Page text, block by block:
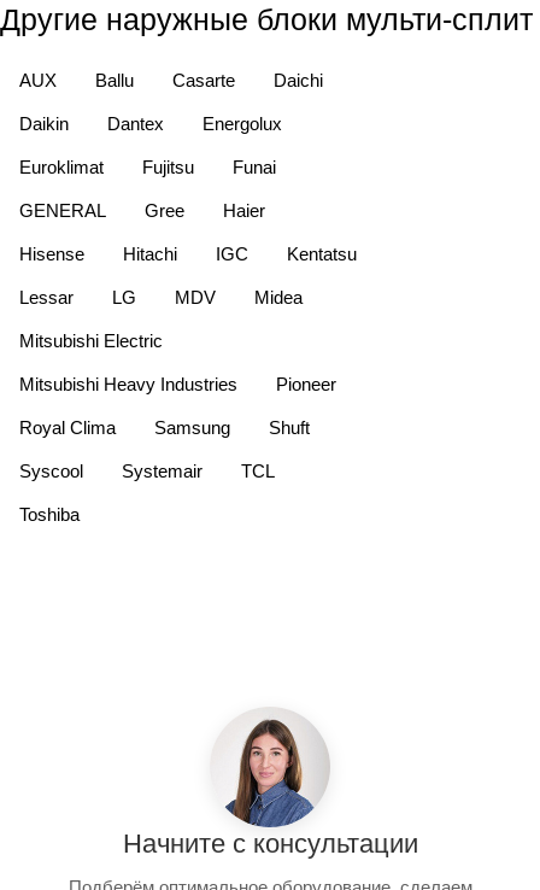
Другие наружные блоки мульти-сплит
AUX Ballu Casarte Daichi
Daikin Dantex Energolux
Euroklimat Fujitsu Funai
GENERAL Gree Haier
Hisense Hitachi IGC Kentatsu
Lessar LG MDV Midea
Mitsubishi Electric
Mitsubishi Heavy Industries Pioneer
Royal Clima Samsung Shuft
Syscool Systemair TCL
Toshiba
Начните с консультации